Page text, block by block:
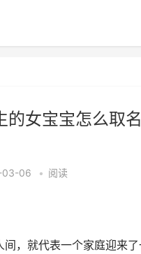
女宝宝怎么取
03-06 • 阅读
，就代表一个家庭迎来